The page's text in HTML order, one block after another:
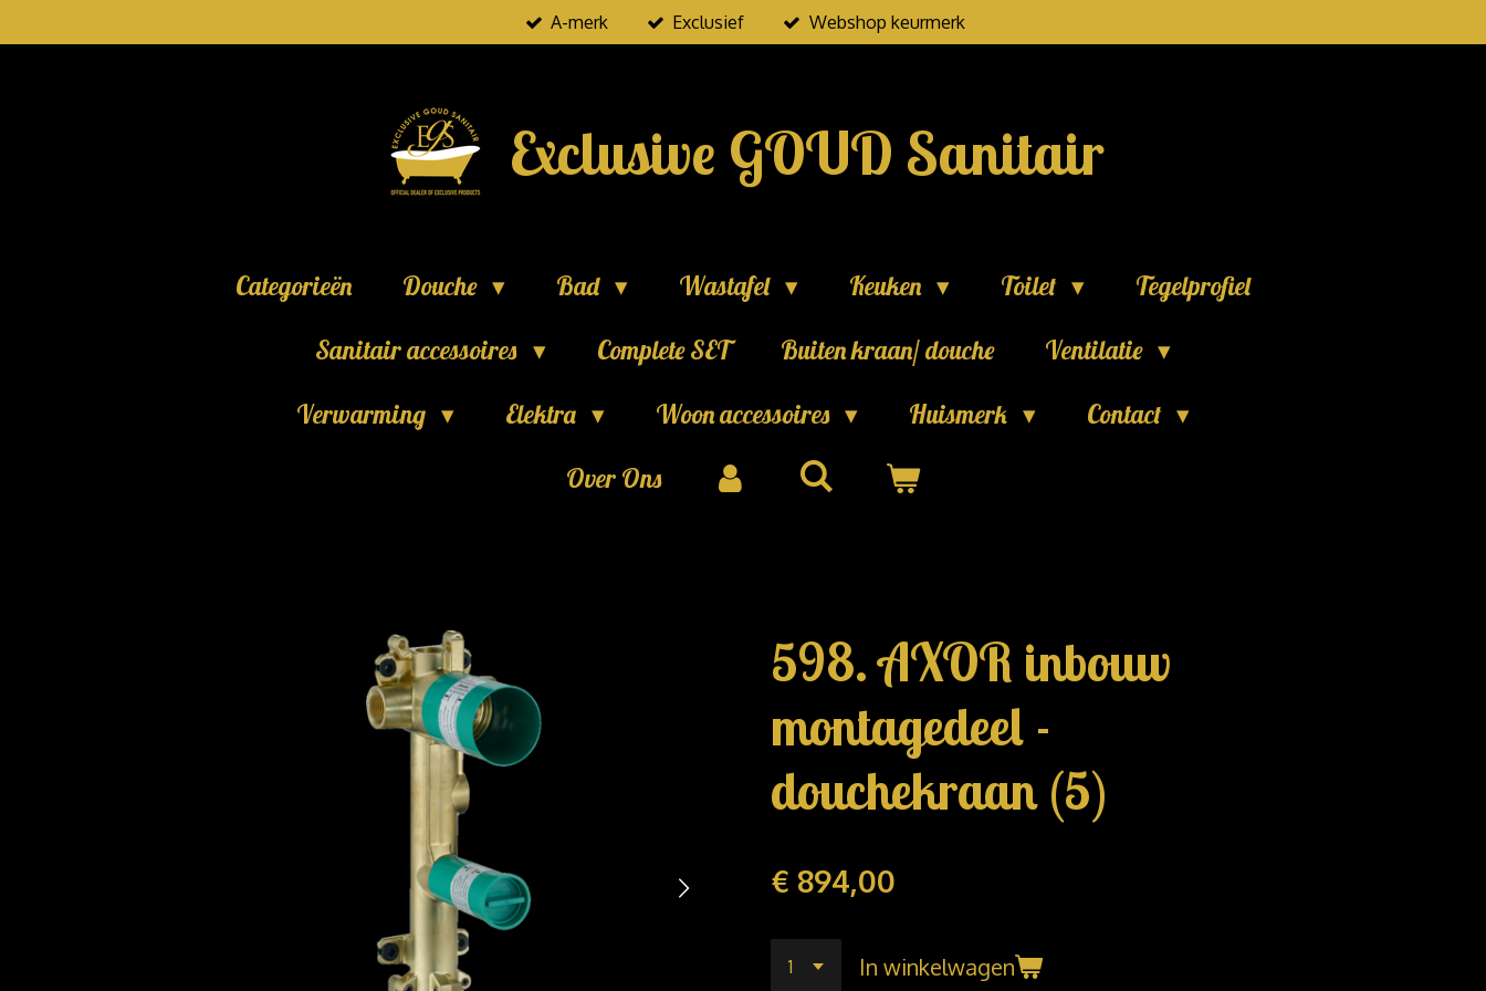
direct
A-merk Exclusief Webshop keurmerk
Exclusive GOUD Sanitair
Categorieën Douche Bad Wastafel Keuken Toilet
Tegelprofiel
Sanitair accessoires
Complete SET Buiten kraan/ douche
Ventilatie
Verwarming
Elektra Woon accessoires Huismerk
Contact
Over Ons
598. AXOR inbouw
montagedeel -
douchekraan (5)
€ 894,00
In winkelwagen